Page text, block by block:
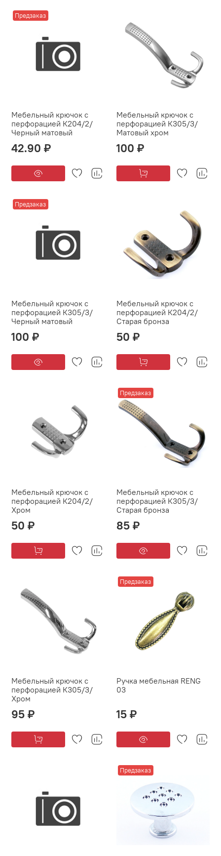
Предзаказ
Мебельный крючок с
перфорацией К204/2/
Черный матовый
42.90 ₽
Мебельный крючок с
перфорацией К305/3/
Матовый хром
100 ₽
Предзаказ
Мебельный крючок с
перфорацией К305/3/
Черный матовый
100 ₽
Мебельный крючок с
перфорацией К204/2/
Старая бронза
50 ₽
Мебельный крючок с
перфорацией К204/2/
Хром
50 ₽
Предзаказ
Мебельный крючок с
перфорацией К305/3/
Старая бронза
85 ₽
Мебельный крючок с
перфорацией К305/3/
Хром
95 ₽
Предзаказ
Ручка мебельная RENG
03
15 ₽
Предзаказ